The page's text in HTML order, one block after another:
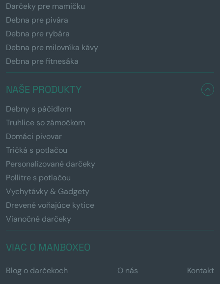
Darčeky pre mamičku
Debna pre pivára
Debna pre rybára
Debna pre milovníka kávy
Debna pre fitnesáka
NAŠE PRODUKTY
Debny s páčidlom
Truhlice so zámočkom
Domáci pivovar
Tričká s potlačou
Personalizované darčeky
Pollitre s potlačou
Vychytávky & Gadgety
Drevené voňajúce kytice
Vianočné darčeky
VIAC O MANBOXEO
Blog o darčekoch O nás Kontakt